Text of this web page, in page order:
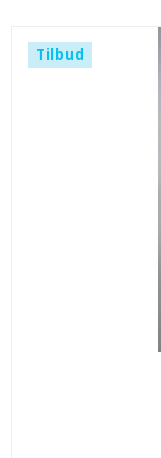
Tilbud